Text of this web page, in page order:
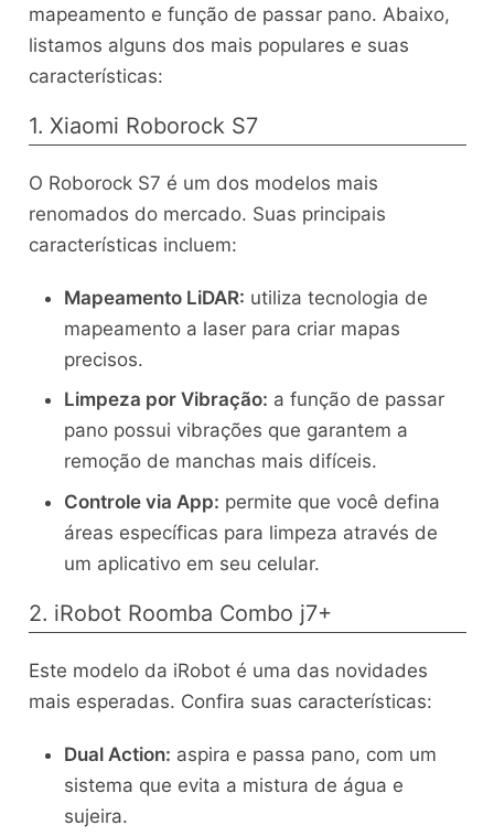
mapeamento e função de passar pano. Abaixo,
listamos alguns dos mais populares e suas
características:
1. Xiaomi Roborock S7
O Roborock S7 é um dos modelos mais
renomados do mercado. Suas principais
características incluem:
Mapeamento LiDAR: utiliza tecnologia de
mapeamento a laser para criar mapas
precisos.
Limpeza por Vibração: a função de passar
pano possui vibrações que garantem a
remoção de manchas mais difíceis.
Controle via App: permite que você defina
áreas específicas para limpeza através de
um aplicativo em seu celular.
2. iRobot Roomba Combo j7+
Este modelo da iRobot é uma das novidades
mais esperadas. Confira suas características:
Dual Action: aspira e passa pano, com um
sistema que evita a mistura de água e
sujeira.